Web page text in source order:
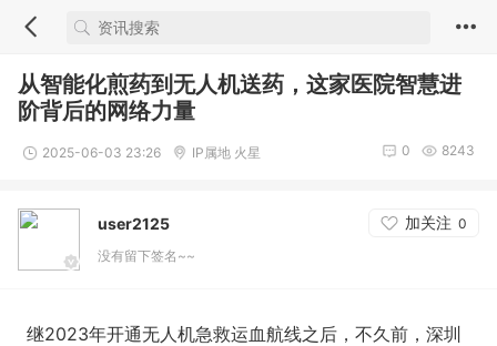
从智能化煎药到无人机送药，这家医院智慧进
阶背后的网络力量
2025-06-03 23:26 IP属地 火星 8243
0
user2125 加关注 0
没有留下签名~~
继2023年开通无人机急救运血航线之后，不久前，深圳